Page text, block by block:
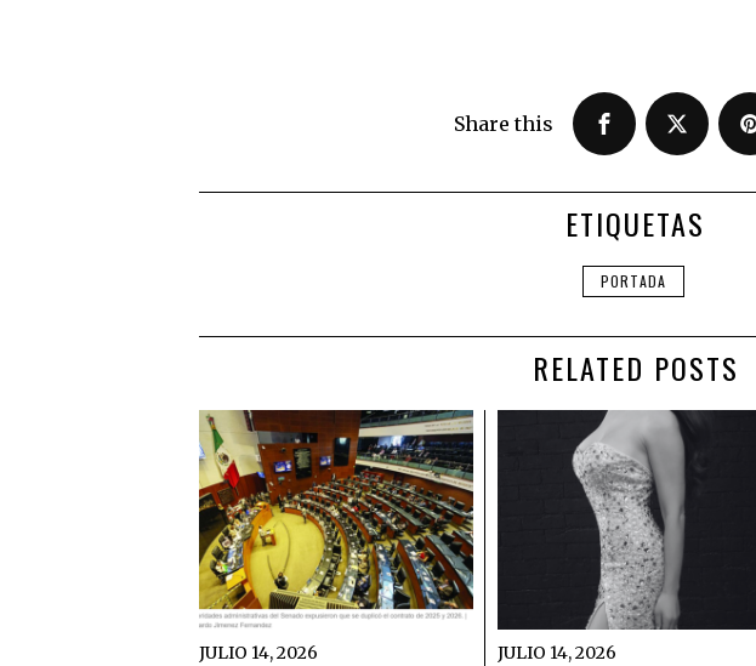
Share this
ETIQUETAS
PORTADA
RELATED POSTS
JULIO 14, 2026 JULIO 14, 2026